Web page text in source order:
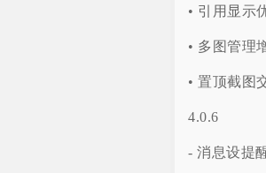
• 引用显示
• 多图管理
• 置顶截图
4.0.6
- 消息设提